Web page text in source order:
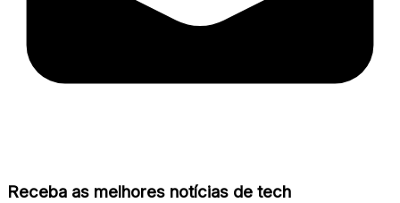
Receba as melhores notícias de tech